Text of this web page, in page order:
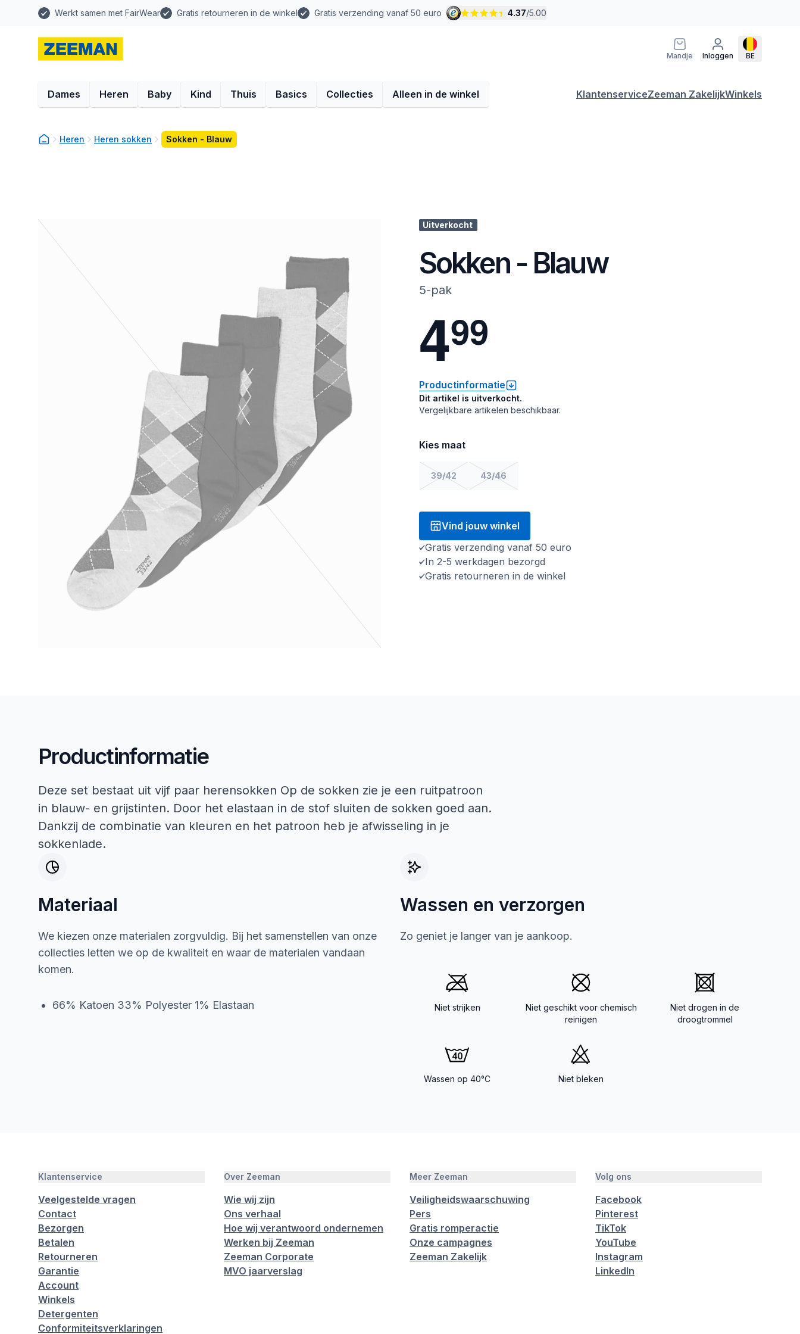
Werkt samen met FairWear Gratis retourneren in de winkel Gratis verzending vanaf 50 euro 4.37/5.00
Mandje Inloggen BE
Dames Heren Baby Kind Thuis Basics Collecties Alleen in de winkel KlantenserviceZeeman ZakelijkWinkels
Heren Heren sokken Sokken - Blauw
Uitverkocht
Sokken - Blauw
5-pak
499
Productinformatie
Dit artikel is uitverkocht.
Vergelijkbare artikelen beschikbaar.
Kies maat
39/42 43/46
Vind jouw winkel
Gratis verzending vanaf 50 euro
In 2-5 werkdagen bezorgd
Gratis retourneren in de winkel
Productinformatie
Deze set bestaat uit vijf paar herensokken Op de sokken zie je een ruitpatroon
in blauw- en grijstinten. Door het elastaan in de stof sluiten de sokken goed aan.
Dankzij de combinatie van kleuren en het patroon heb je afwisseling in je
sokkenlade.
Materiaal
We kiezen onze materialen zorgvuldig. Bij het samenstellen van onze
collecties letten we op de kwaliteit en waar de materialen vandaan
komen.
66% Katoen 33% Polyester 1% Elastaan
Wassen en verzorgen
Zo geniet je langer van je aankoop.
Niet strijken
Niet geschikt voor chemisch
reinigen
Niet drogen in de
droogtrommel
Wassen op 40°C Niet bleken
Klantenservice
Veelgestelde vragen
Contact
Bezorgen
Betalen
Retourneren
Garantie
Account
Winkels
Detergenten
Conformiteitsverklaringen
Over Zeeman
Wie wij zijn
Ons verhaal
Hoe wij verantwoord ondernemen
Werken bij Zeeman
Zeeman Corporate
MVO jaarverslag
Meer Zeeman
Veiligheidswaarschuwing
Pers
Gratis romperactie
Onze campagnes
Zeeman Zakelijk
Volg ons
Facebook
Pinterest
TikTok
YouTube
Instagram
LinkedIn